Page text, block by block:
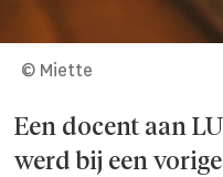
© Miette
Een docent aan
werd bij een